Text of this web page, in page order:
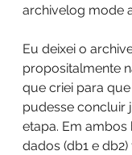
archivelog mode
Eu deixei o
propositalmente
que criei para
pudesse concluir
etapa. Em ambos
dados (db1 e